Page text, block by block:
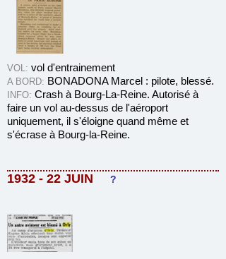
VOL: vol d'entrainement
A BORD: BONADONA Marcel : pilote, blessé.
INFO: Crash à Bourg-La-Reine. Autorisé à
faire un vol au-dessus de l'aéroport
uniquement, il s'éloigne quand même et
s'écrase à Bourg-la-Reine.
1932 - 22 JUIN ?